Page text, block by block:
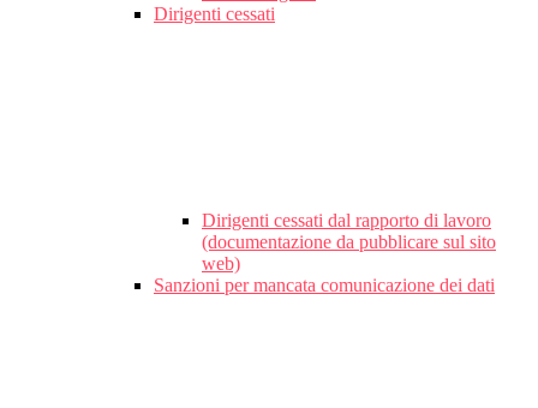
Dirigenti cessati
Dirigenti cessati dal rapporto di lavoro
(documentazione da pubblicare sul sito
web)
Sanzioni per mancata comunicazione dei dati